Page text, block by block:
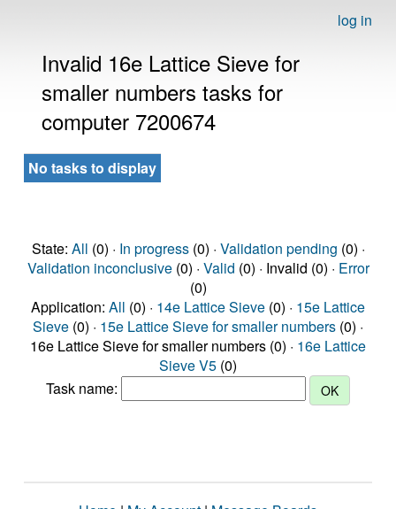
log in
Invalid 16e Lattice Sieve for
smaller numbers tasks for
computer 7200674
No tasks to display
State: All (0) · In progress(0) · Validation pending (0) ·
Validation inconclusive(0) · Valid (0) · Invalid (0) · Error
(0)
Application: All (0) · 14e Lattice Sieve (0) · 15e Lattice
Sieve (0) · 15e Lattice Sieve for smaller numbers (0) ·
16e Lattice Sieve for smaller numbers (0) · 16e Lattice
Sieve V5 (0)
Task name: